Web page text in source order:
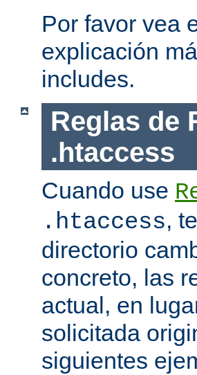
Por favor vea
explicación
includes.
Reglas de
.htaccess
Cuando use
.htaccess,
directorio
concreto, las
actual, en
solicitada
siguientes